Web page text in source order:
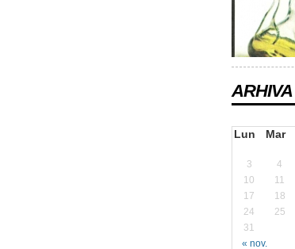
ARHIVA
Lun Mar
« nov.
3
4
10
11
17
18
24
25
31